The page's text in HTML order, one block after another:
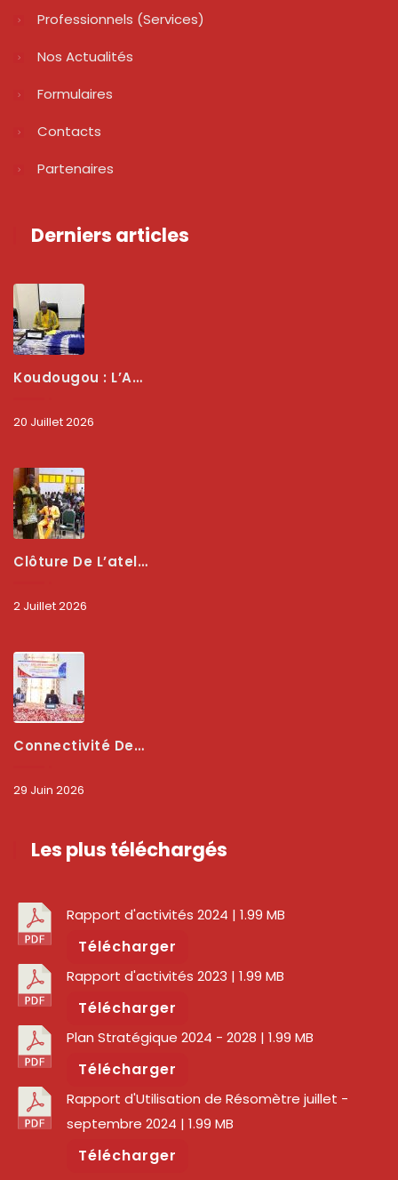
Professionnels (services)
Nos Actualités
Formulaires
Contacts
Partenaires
Derniers articles
Koudougou : L’ARCEP Renforce Le Dialogue Avec Les Associations De Consommateurs Pour Mieux Protéger Les Usagers
20 Juillet 2026
Clôture De L’atelier National : L’ARCEP Et Les Collectivités Territoriales Consolident Leur Partenariat Pour Booster La Qualité Des Services Numériques
2 Juillet 2026
Connectivité Des Territoires : L’ARCEP Et Les Collectivités Territoriales Scellent Un Pacte Stratégique À Bobo-Dioulasso Pour Booster La Qualité Des Réseaux
29 Juin 2026
Les plus téléchargés
Rapport d'activités 2024 | 1.99 MB
Télécharger
Rapport d'activités 2023 | 1.99 MB
Télécharger
Plan Stratégique 2024 - 2028 | 1.99 MB
Télécharger
Rapport d'Utilisation de Résomètre juillet -
septembre 2024 | 1.99 MB
Télécharger